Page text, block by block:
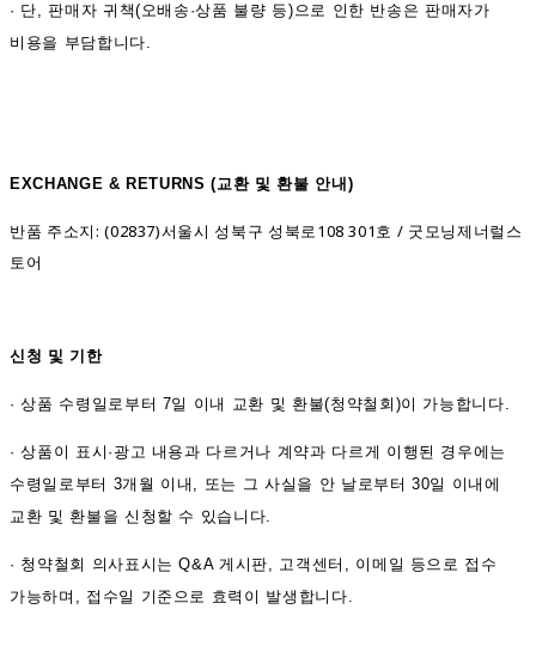
· 단, 판매자 귀책(오배송·상품 불량 등)으로 인한 반송은 판매자가
비용을 부담합니다.
EXCHANGE & RETURNS (교환 및 환불 안내)
반품 주소지: (02837)서울시 성북구 성북로108 301호 / 굿모닝제너럴스
토어
신청 및 기한
·상품 수령일로부터 7일 이내 교환 및 환불(청약철회)이 가능합니다.
·상품이 표시·광고 내용과 다르거나 계약과 다르게 이행된 경우에는
수령일로부터 3개월 이내, 또는 그 사실을 안 날로부터 30일 이내에
교환 및 환불을 신청할 수 있습니다.
· 청약철회 의사표시는 Q&A 게시판, 고객센터, 이메일 등으로 접수
가능하며, 접수일 기준으로 효력이 발생합니다.